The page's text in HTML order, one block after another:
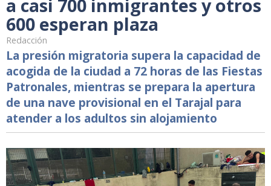
a casi 700 inmigrantes y otros
600 esperan plaza
Redacción
La presión migratoria supera la capacidad de
acogida de la ciudad a 72 horas de las Fiestas
Patronales, mientras se prepara la apertura
de una nave provisional en el Tarajal para
atender a los adultos sin alojamiento